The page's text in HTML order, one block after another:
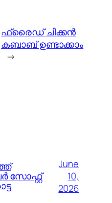
ഫ്രൈഡ് ചിക്കന്‍
കബാബ് ഉണ്ടാക്കാം
→
സോഫ്റ്റ്
June
10,
2026